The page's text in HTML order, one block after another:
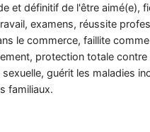
et définitif de l'être aimé(e),
examens, réussite
le commerce, faillite
protection totale contre
guérit les maladies
familiaux.